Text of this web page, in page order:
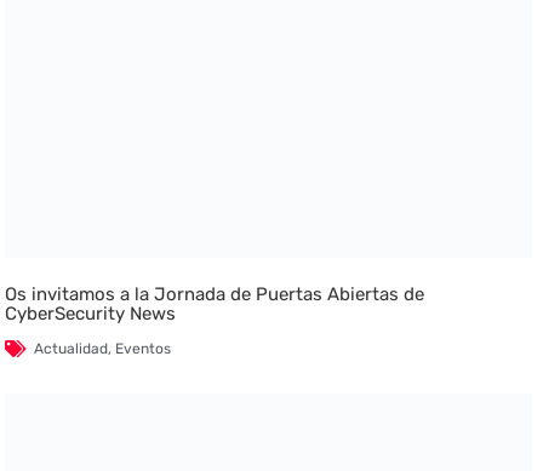
Os invitamos a la Jornada de Puertas Abiertas de
CyberSecurity News
Actualidad, Eventos